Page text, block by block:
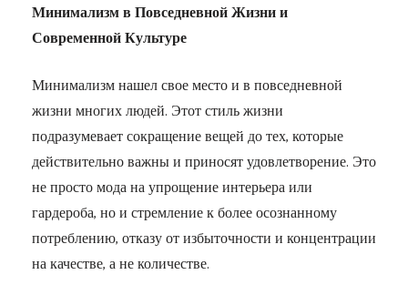
Минимализм в Повседневной Жизни и
Современной Культуре
Минимализм нашел свое место и в повседневной
жизни многих людей. Этот стиль жизни
подразумевает сокращение вещей до тех, которые
действительно важны и приносят удовлетворение. Это
не просто мода на упрощение интерьера или
гардероба, но и стремление к более осознанному
потреблению, отказу от избыточности и концентрации
на качестве, а не количестве.